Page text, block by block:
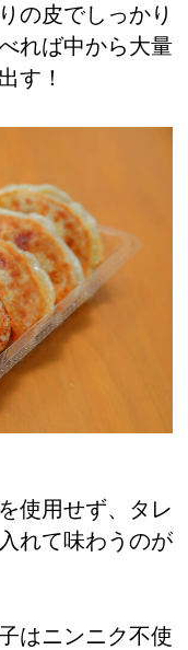
の皮でしっかり
れば中から大量
す！
使用せず、タレ
れて味わうのが
はニンニク不使